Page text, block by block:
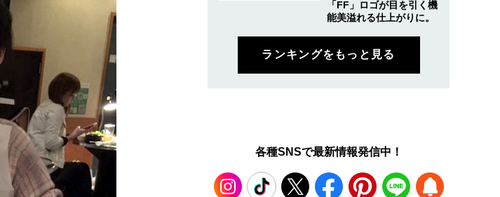
「FF」ロゴが目を引く機
能美溢れる仕上がりに。
ランキングをもっと見る
各種SNSで最新情報発信中！